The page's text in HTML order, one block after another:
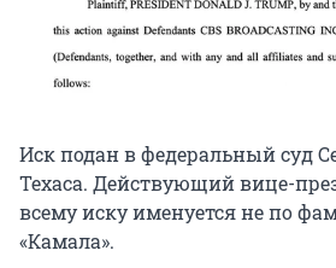
Иск подан в федеральный суд
Техаса. Действующий вице-
всему иску именуется не по
«Камала».